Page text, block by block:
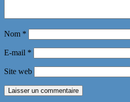
Nom *
E-mail *
Site web